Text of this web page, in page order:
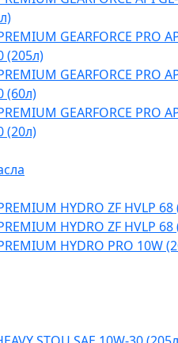
GEARFORCE PRO
(205л)
GEARFORCE PRO
(60л)
GEARFORCE PRO
(20л)
HYDRO ZF HVLP
HYDRO ZF HVLP 68
HYDRO PRO 10W